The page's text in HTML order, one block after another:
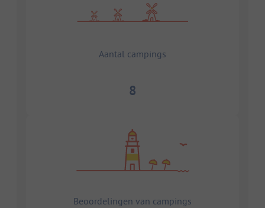
Aantal campings
8
Beoordelingen van campings